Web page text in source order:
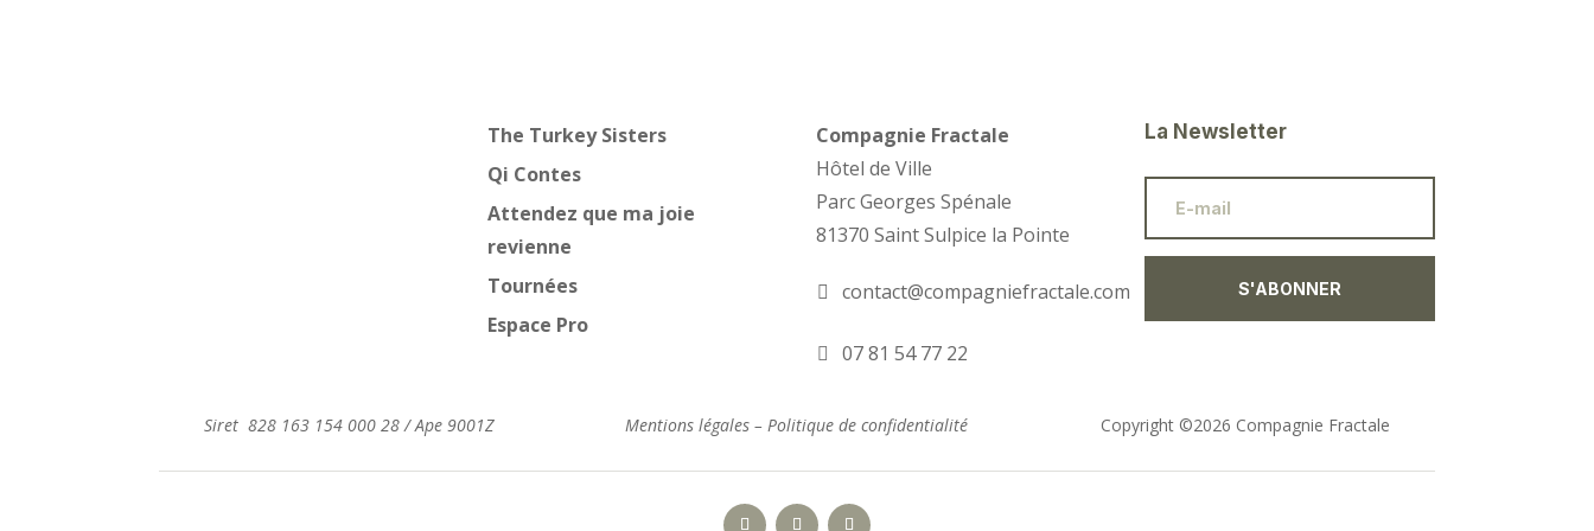
The Turkey Sisters
Qi Contes
Attendez que ma joie
revienne
Tournées
Espace Pro
Compagnie Fractale
Hôtel de Ville
Parc Georges Spénale
81370 Saint Sulpice la Pointe
contact@compagniefractale.com
07 81 54 77 22
La Newsletter
S'ABONNER
Siret 828 163 154 000 28 /Ape 9001Z Mentions légales – Politique de confidentialité Copyright ©2026 Compagnie Fractale